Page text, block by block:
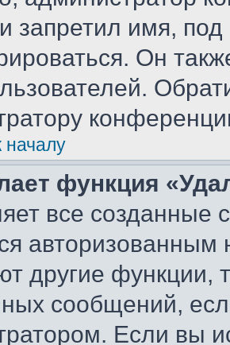
запретил имя,
Он
началу
функция
все созданные
другие функции,
сообщений,
Если вы